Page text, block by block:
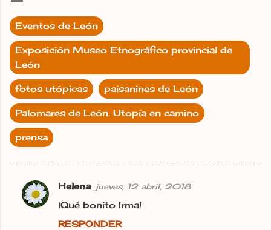
Eventos de León
Exposición Museo Etnográfico provincial de
León
fotos utópicas paisanines de León
Palomares de León. Utopía en camino
prensa
C
o
Helena jueves, 12 abril, 2018
¡Qué bonito Irma!
RESPONDER